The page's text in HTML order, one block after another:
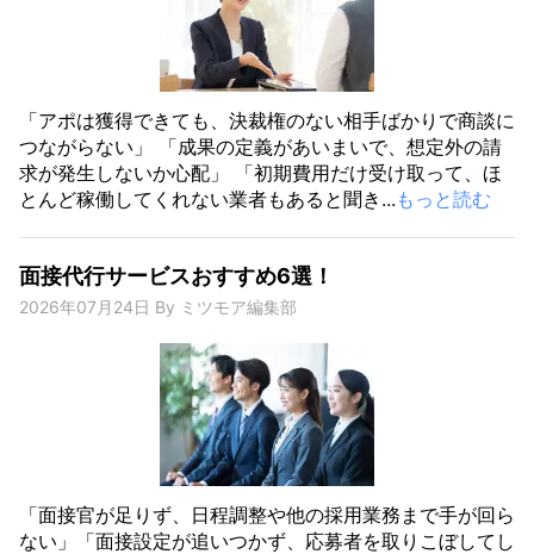
「アポは獲得できても、決裁権のない相手ばかりで商談に
つながらない」 「成果の定義があいまいで、想定外の請
求が発生しないか心配」 「初期費用だけ受け取って、ほ
とんど稼働してくれない業者もあると聞き... もっと読む
面接代行サービスおすすめ6選！
2026年07月24日 By ミツモア編集部
「面接官が足りず、日程調整や他の採用業務まで手が回ら
ない」「面接設定が追いつかず、応募者を取りこぼしてし